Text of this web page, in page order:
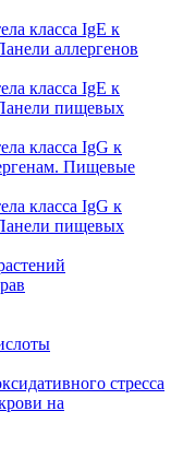
класса IgE к
аллергенов
класса IgE к
пищевых
класса IgG к
Пищевые
класса IgG к
пищевых
стресса
на